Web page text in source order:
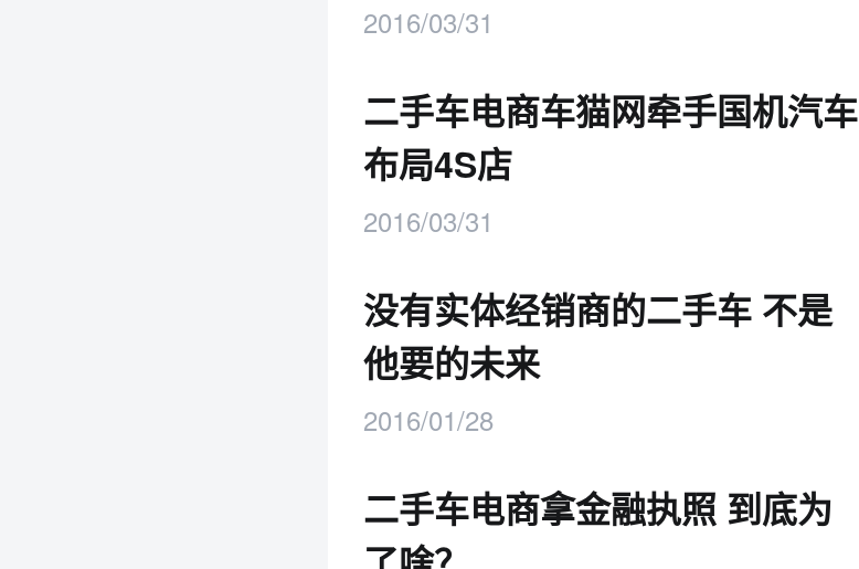
2016/03/31
二手车电商车猫网牵手国机汽车
布局4S店
2016/03/31
没有实体经销商的二手车 不是
他要的未来
2016/01/28
二手车电商拿金融执照 到底为